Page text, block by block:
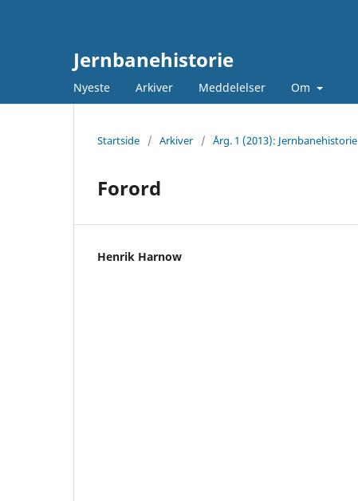
Jernbanehistorie
Nyeste Arkiver Meddelelser Om
Startside / Arkiver / Årg. 1 (2013): Jernbanehistorie
Forord
Henrik Harnow